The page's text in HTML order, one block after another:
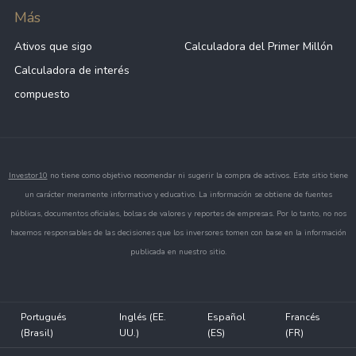
mercado y las condiciones económicas.
Los inversionistas y analistas suelen utilizarlo
como:
plazo.
Base para ETFs, fondos indexados y
contratos de futuros.
Medida de la confianza de los
inversionistas y del sentimiento del
Aunque no es posible invertir directamente en
Más
Ativos que sigo
Calculadora del Primer Millón
Calculadora de interés
compuesto
Investor10 no tiene como objetivo recomendar ni sugerir la compra de activos. Este sitio tiene
un carácter meramente informativo y educativo. La información se obtiene de fuentes
públicas, documentos oficiales, bolsas de valores y reportes de empresas. Por lo tanto, no nos
hacemos responsables de las decisiones que los inversores tomen con base en la información
publicada en nuestro sitio.
Portugués
(Brasil)
Inglés (EE.
UU.)
Español
(ES)
Francés
(FR)